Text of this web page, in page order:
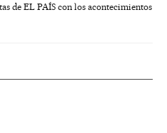
de EL PAÍS con los acontecimientos